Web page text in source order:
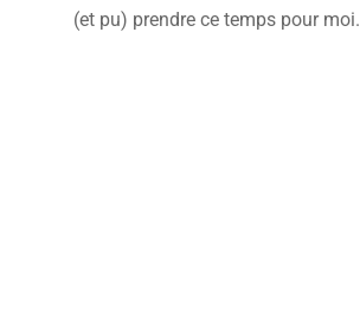
(et pu) prendre ce temps pour moi.